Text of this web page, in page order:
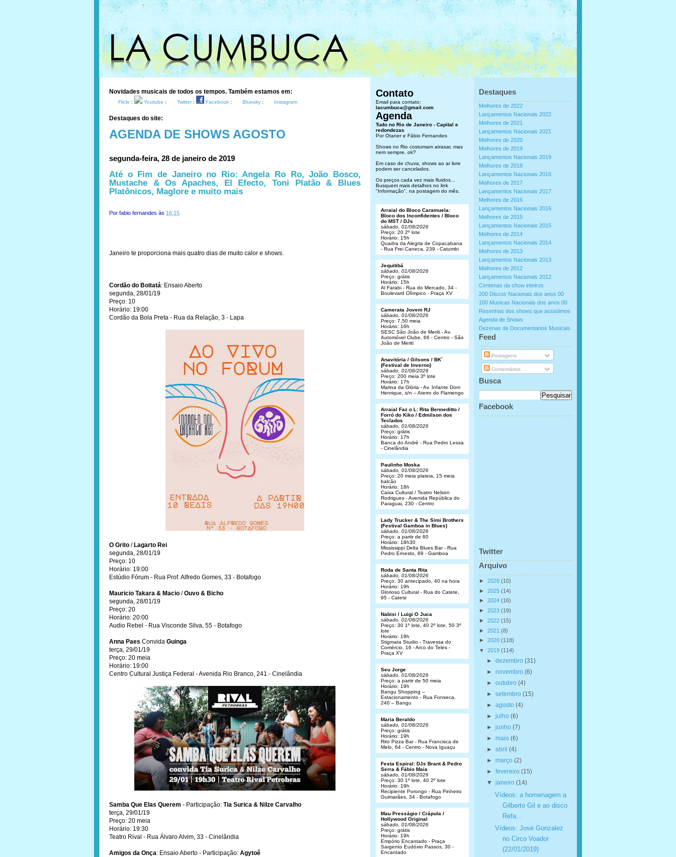
Novidades musicais de todos os tempos. Também estamos em:
Flickr: Youtube : Twitter: Facebook : Bluesky : Instagram
Destaques do site:
AGENDA DE SHOWS AGOSTO
segunda-feira, 28 de janeiro de 2019
Até o Fim de Janeiro no Rio: Angela Ro Ro, João Bosco,
Mustache & Os Apaches, El Efecto, Toni Platão & Blues
Platônicos, Maglore e muito mais
Por fabio fernandes às 16:15
Janeiro te proporciona mais quatro dias de muito calor e shows.
Cordão do Boitatá: Ensaio Aberto
segunda, 28/01/19
Preço: 10
Horário: 19:00
Cordão da Bola Preta - Rua da Relação, 3 - Lapa
O Grito / Lagarto Rei
segunda, 28/01/19
Preço: 10
Horário: 19:00
Estúdio Fórum - Rua Prof. Alfredo Gomes, 33 - Botafogo
Mauricio Takara & Macio /Ouvo & Bicho
segunda, 28/01/19
Preço: 20
Horário: 20:00
Audio Rebel - Rua Visconde Silva, 55 - Botafogo
Anna Paes Convida Guinga
terça, 29/01/19
Preço: 20 meia
Horário: 19:00
Centro Cultural Justiça Federal - Avenida Rio Branco, 241 - Cinelândia
Samba Que Elas Querem - Participação: Tia Surica & Nilze Carvalho
terça, 29/01/19
Preço: 20 meia
Horário: 19:30
Teatro Rival - Rua Álvaro Alvim, 33 - Cinelândia
Amigos da Onça: Ensaio Aberto - Participação: Agytoê
Destaques
Melhores de 2022
Lançamentos Nacionais 2022
Melhores de 2021
Lançamentos Nacionais 2021
Melhores de 2020
Melhores de 2019
Lançamentos Nacionais 2019
Melhores de 2018
Lançamentos Nacionais 2018
Melhores de 2017
Lançamentos Nacionais 2017
Melhores de 2016
Lançamentos Nacionais 2016
Melhores de 2015
Lançamentos Nacionais 2015
Melhores de 2014
Lançamentos Nacionais 2014
Melhores de 2013
Lançamentos Nacionais 2013
Melhores de 2012
Lançamentos Nacionais 2012
Centenas da show inteiros
200 Discos Nacionais dos anos 00
100 Musicas Nacionais dos anos 00
Resenhas dos shows que assistimos
Agenda de Shows
Dezenas de Documentarios Musicais
Feed
Postagens
Comentários
Busca
Facebook
Twitter
Arquivo
► 2026 (10)
► 2025 (14)
► 2024 (16)
► 2023 (19)
► 2022 (15)
► 2021 (8)
► 2020 (118)
▼ 2019 (114)
► dezembro (31)
► novembro (6)
► outubro (4)
► setembro (15)
► agosto (4)
► julho (6)
► junho (7)
► maio (6)
► abril (4)
► março (2)
► fevereiro (15)
▼ janeiro (14)
Vídeos: a homenagem a
Gilberto Gil e ao disco
Refa...
Vídeos: José Gonzalez
no Circo Voador
(22/01/2019)
Contato
Email para contato:
lacumbuca@gmail.com
Agenda
Tudo no Rio de Janeiro - Capital e
redondezas
Por Otaner e Fábio Fernandes
Shows no Rio costumam atrasar, mas
nem sempre, ok?
Em caso de chuva, shows ao ar livre
podem ser cancelados.
Os preços cada vez mais fluidos...
Busquem mais detalhes no link
"Informação", na postagem do mês.
Arraial do Bloco Caramuela:
Bloco dos Inconfidentes / Bloco
do MST / DJs
sábado, 01/08/2026
Preço: 20 2º lote
Horário: 15h
Quadra da Alegria de Copacabana
- Rua Frei Caneca, 239 - Catumbi
Jequitibá
sábado, 01/08/2026
Preço: grátis
Horário: 15h
Al Farabi - Rua do Mercado, 34 -
Boulevard Olímpico - Praça XV
Camerata Jovem RJ
sábado, 01/08/2026
Preço: 7,50 meia
Horário: 16h
SESC São João de Meriti - Av.
Automóvel Clube, 66 - Centro - São
João de Meriti
Anavitória / Gilsons / BK´
(Festival de Inverno)
sábado, 01/08/2026
Preço: 200 meia 3º lote
Horário: 17h
Marina da Glória - Av. Infante Dom
Henrique, s/n – Aterro do Flamengo
Arraial Faz o L: Rita Benneditto /
Forró do Kiko / Edmilson dos
Teclados
sábado, 01/08/2026
Preço: grátis
Horário: 17h
Banca do André - Rua Pedro Lessa
- Cinelândia
Paulinho Moska
sábado, 01/08/2026
Preço: 20 meia plateia, 15 meia
balcão
Horário: 18h
Caixa Cultural / Teatro Nelson
Rodrigues - Avenida República do
Paraguai, 230 - Centro
Lady Trucker & The Simi Brothers
(Festival Gamboa in Blues)
sábado, 01/08/2026
Preço: a partir de 60
Horário: 18h30
Mississippi Delta Blues Bar - Rua
Pedro Ernesto, 89 - Gamboa
Roda de Santa Rita
sábado, 01/08/2026
Preço: 30 antecipado, 40 na hora
Horário: 19h
Glorioso Cultural - Rua do Catete,
95 - Catete
Nabisi / Luigi O Juca
sábado, 01/08/2026
Preço: 30 1º lote, 40 2º lote, 50 3º
lote
Horário: 19h
Stigmata Studio - Travessa do
Comércio, 16 - Arco do Teles -
Praça XV
Seu Jorge
sábado, 01/08/2026
Preço: a partir de 50 meia
Horário: 19h
Bangu Shopping –
Estacionamento - Rua Fonseca,
240 – Bangu
Maria Beraldo
sábado, 01/08/2026
Preço: grátis
Horário: 19h
Rito Pizza Bar - Rua Francisca de
Melo, 64 - Centro - Nova Iguaçu
Festa Espiral: DJs Brant & Pedro
Serra & Fábio Maia
sábado, 01/08/2026
Preço: 30 1º lote, 40 2º lote
Horário: 19h
Recipiente Porongo - Rua Pinheiro
Guimarães, 34 - Botafogo
Mau Presságio / Crápula /
Hollywood Original
sábado, 01/08/2026
Preço: grátis
Horário: 19h
Empório Encantado - Praça
Sargento Eudóxio Passos, 30 -
Encantado